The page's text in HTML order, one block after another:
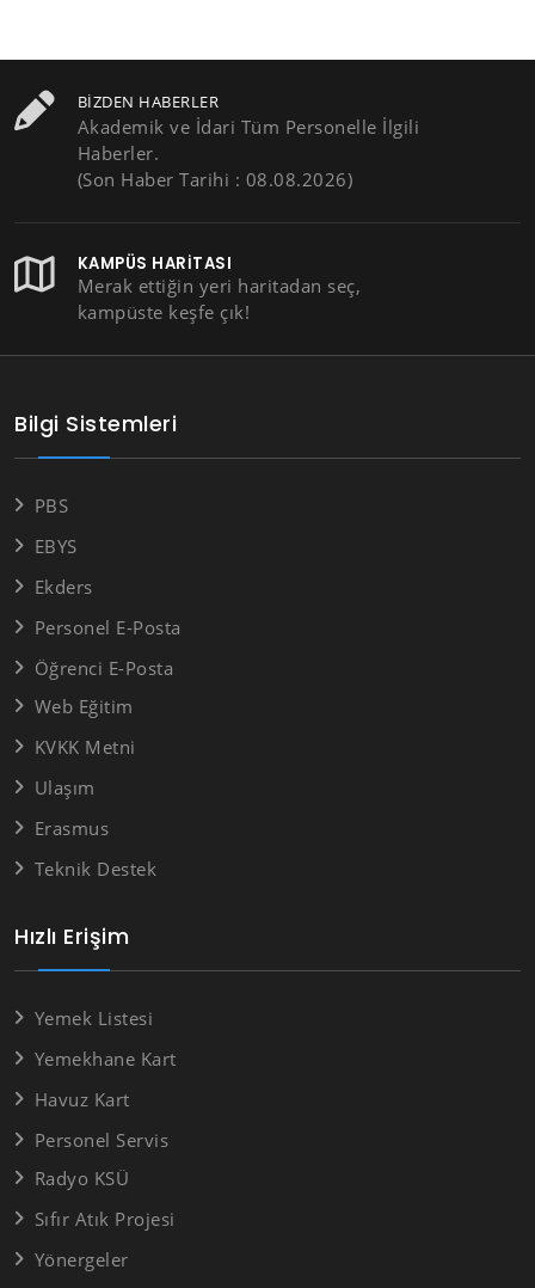
BIZDEN HABERLER
Akademik ve İdari Tüm Personelle İlgili
Haberler.
(Son Haber Tarihi : 08.08.2026)
KAMPÜS HARITASI
Merak ettiğin yeri haritadan seç,
kampüste keşfe çık!
Hızlı Erişim
Yemek Listesi
Yemekhane Kart
Havuz Kart
Personel Servis
Radyo KSÜ
Sıfır Atık Projesi
Yönergeler
Bilgi Sistemleri
PBS
EBYS
Ekders
Personel E-Posta
Öğrenci E-Posta
Web Eğitim
KVKK Metni
Ulaşım
Erasmus
Teknik Destek